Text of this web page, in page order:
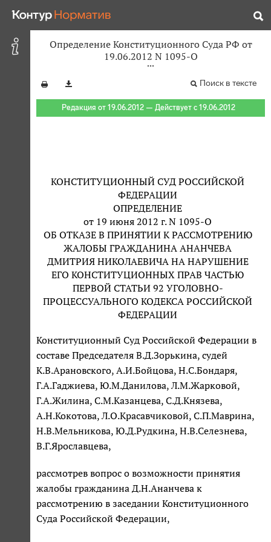
Определение Конституционного Суда РФ от
19.06.2012 N 1095-О
Поиск в тексте
Редакция от 19.06.2012 — Действует с 19.06.2012
КОНСТИТУЦИОННЫЙ СУД РОССИЙСКОЙ
ФЕДЕРАЦИИ
ОПРЕДЕЛЕНИЕ
от 19 июня 2012 г. N 1095-О
ОБ ОТКАЗЕ В ПРИНЯТИИ К РАССМОТРЕНИЮ
ЖАЛОБЫ ГРАЖДАНИНА АНАНЧЕВА
ДМИТРИЯ НИКОЛАЕВИЧА НА НАРУШЕНИЕ
ЕГО КОНСТИТУЦИОННЫХ ПРАВ ЧАСТЬЮ
ПЕРВОЙ СТАТЬИ 92 УГОЛОВНО-
ПРОЦЕССУАЛЬНОГО КОДЕКСА РОССИЙСКОЙ
ФЕДЕРАЦИИ
Конституционный Суд Российской Федерации в
составе Председателя В.Д.Зорькина, судей
К.В.Арановского, А.И.Бойцова, Н.С.Бондаря,
Г.А.Гаджиева, Ю.М.Данилова, Л.М.Жарковой,
Г.А.Жилина, С.М.Казанцева, С.Д.Князева,
А.Н.Кокотова, Л.О.Красавчиковой, С.П.Маврина,
Н.В.Мельникова, Ю.Д.Рудкина, Н.В.Селезнева,
В.Г.Ярославцева,
рассмотрев вопрос о возможности принятия
жалобы гражданина Д.Н.Ананчева к
рассмотрению в заседании Конституционного
Суда Российской Федерации,